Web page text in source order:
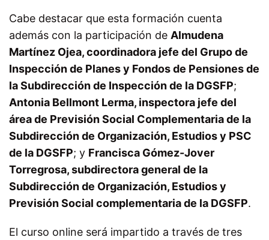
Cabe destacar que esta formación cuenta
además con la participación de Almudena
Martínez Ojea, coordinadora jefe del Grupo de
Inspección de Planes y Fondos de Pensiones de
la Subdirección de Inspección de la DGSFP;
Antonia Bellmont Lerma, inspectora jefe del
área de Previsión Social Complementaria de la
Subdirección de Organización, Estudios y PSC
de la DGSFP; y Francisca Gómez-Jover
Torregrosa, subdirectora general de la
Subdirección de Organización, Estudios y
Previsión Social complementaria de la DGSFP.
El curso online será impartido a través de tres